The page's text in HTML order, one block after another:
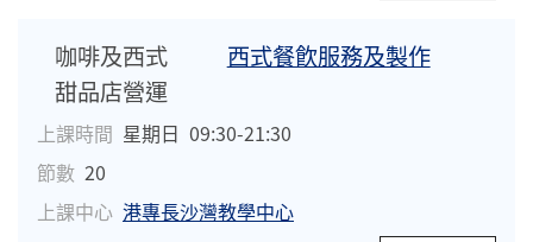
咖啡及西式
甜品店營運
西式餐飮服務及製作
上課時間 星期日 09:30-21:30
節數 20
上課中心 港專長沙灣教學中心